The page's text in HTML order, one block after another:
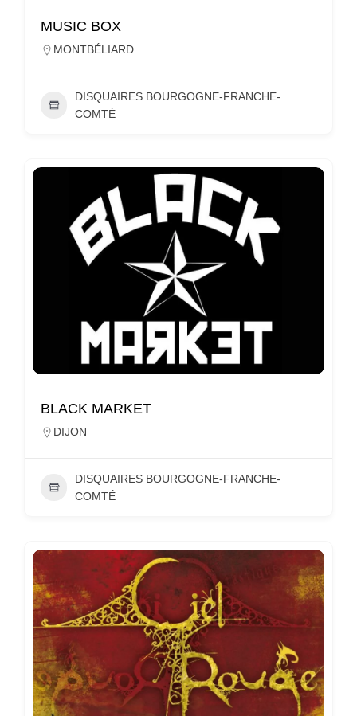
MUSIC BOX
MONTBÉLIARD
DISQUAIRES BOURGOGNE-FRANCHE-
COMTÉ
BLACK MARKET
DIJON
DISQUAIRES BOURGOGNE-FRANCHE-
COMTÉ